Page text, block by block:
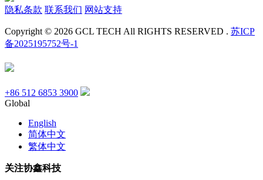
隐私条款 联系我们 网站支持
Copyright © 2026 GCL TECH All RIGHTS RESERVED . 苏ICP
备2025195752号-1
+86 512 6853 3900
Global
English
简体中文
繁体中文
关注协鑫科技